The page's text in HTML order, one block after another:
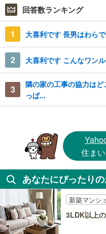
回答数ランキング
1 大喜利です 長男はわら
2 大喜利です こんなワン
3
隣の家の工事の協力は
っぱ...
住ま
あなたにぴったり
新築マンシ
3LDK以上